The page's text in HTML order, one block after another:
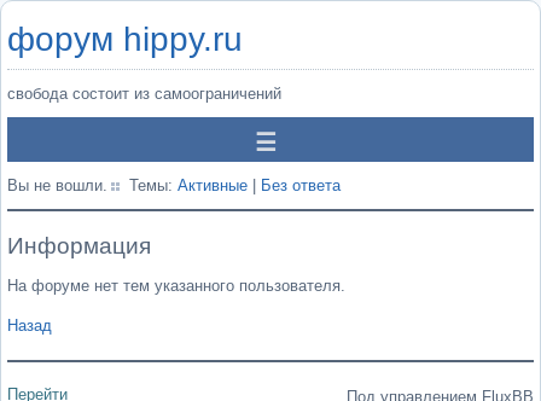
форум hippy.ru
свобода состоит из самоограничений
Вы не вошли. Темы: Активные Без ответа
Информация
На форуме нет тем указанного пользователя.
Назад
Перейти
Под управлением FluxBB